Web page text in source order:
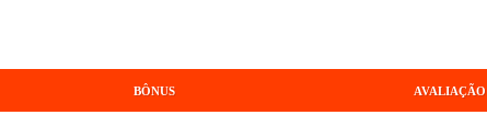
BÔNUS AVALIAÇÃO